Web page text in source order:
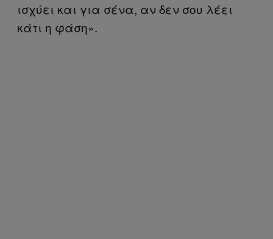
ισχύει και για σένα, αν δεν σου λέει
κάτι η φάση».